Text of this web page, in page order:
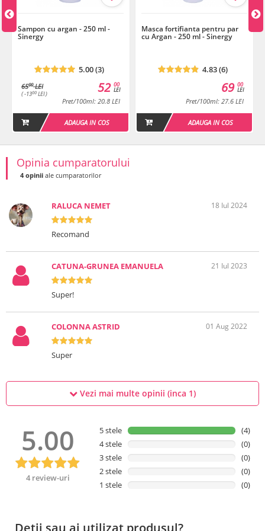
Sampon cu argan - 250 ml -
Sinergy
5.00 (3)
6500LEI
( -1300 LEI )
00
LEI
52
Pret/100ml: 20.8 LEI
ADAUGA IN COS
Masca fortifianta pentru par
cu Argan - 250 ml - Sinergy
4.83 (6)
00
LEI
69
Pret/100ml: 27.6 LEI
ADAUGA IN COS
Opinia cumparatorului
4 opinii ale cumparatorilor
RALUCA NEMET 18 Iul 2024
Recomand
CATUNA-GRUNEA EMANUELA 21 Iul 2023
Super!
COLONNA ASTRID 01 Aug 2022
Super
Vezi mai multe opinii (inca 1)
5.00
4 review-uri
5 stele
(4)
4 stele
(0)
3 stele
(0)
2 stele
(0)
1 stele
(0)
Detii sau ai utilizat produsul?